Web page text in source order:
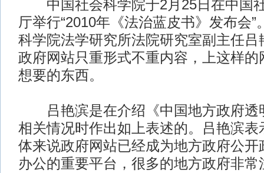
中国社会科学院于2月25日在中国
厅举行“2010年《法治蓝皮书》发布会”
科学院法学研究所法院研究室副主任吕
政府网站只重形式不重内容，上这样的
想要的东西。
吕艳滨是在介绍《中国地方政府透
相关情况时作出如上表述的。吕艳滨表
体来说政府网站已经成为地方政府公开
办公的重要平台，很多的地方政府非